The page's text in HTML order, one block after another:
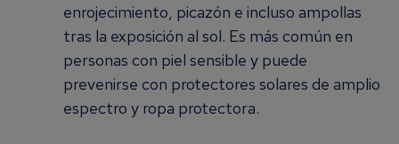
enrojecimiento, picazón e incluso ampollas
tras la exposición al sol. Es más común en
personas con piel sensible y puede
prevenirse con protectores solares de amplio
espectro y ropa protectora.